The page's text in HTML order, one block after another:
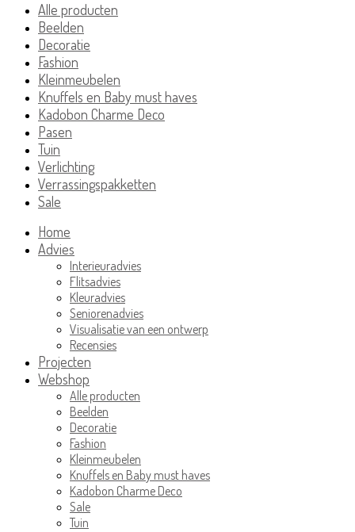
Alle producten
Beelden
Decoratie
Fashion
Kleinmeubelen
Knuffels en Baby must haves
Kadobon Charme Deco
Pasen
Tuin
Verlichting
Verrassingspakketten
Sale
Home
Advies
Interieuradvies
Flitsadvies
Kleuradvies
Seniorenadvies
Visualisatie van een ontwerp
Recensies
Projecten
Webshop
Alle producten
Beelden
Decoratie
Fashion
Kleinmeubelen
Knuffels en Baby must haves
Kadobon Charme Deco
Sale
Tuin